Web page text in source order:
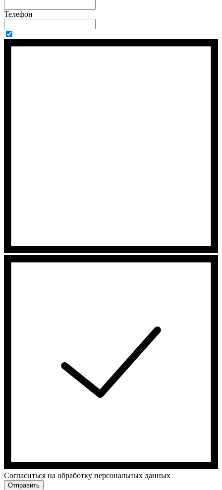
Телефон
Cогласиться на обработку персональных данных
Отправить